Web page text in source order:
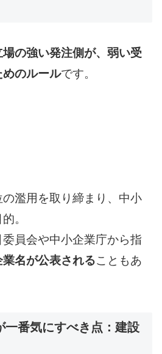
場の強い発注側が、弱い受
のルールです。
濫用を取り締まり、中小
。
員会や中小企業庁から指
業名が公表されることもあ
一番気にすべき点：建設